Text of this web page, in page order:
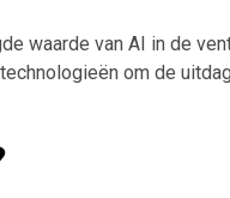
waarde van AI in de
om de